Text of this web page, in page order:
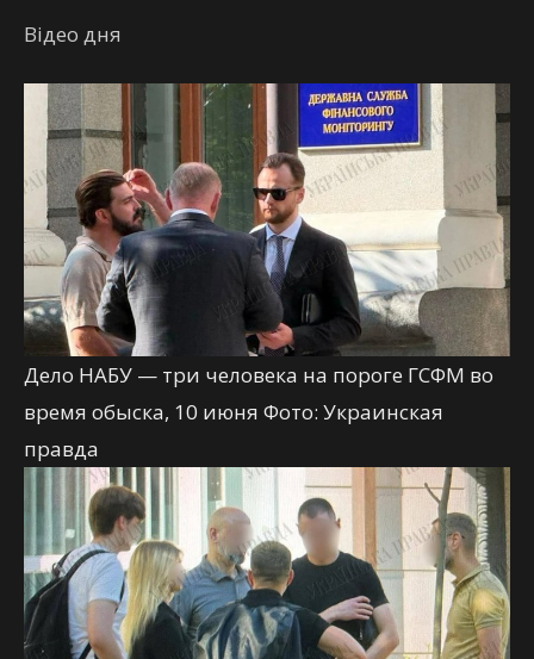
Відео дня
Дело НАБУ — три человека на пороге ГСФМ во
время обыска, 10 июня Фото: Украинская
правда